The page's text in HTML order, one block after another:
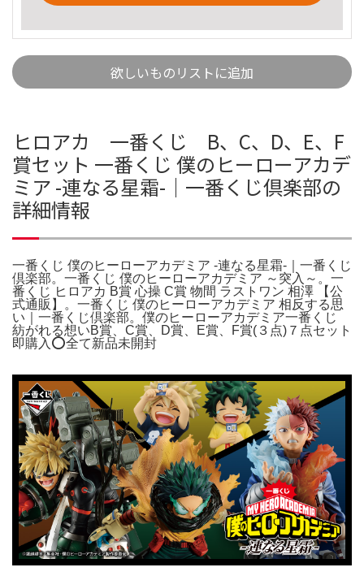
欲しいものリストに追加
ヒロアカ 一番くじ B、C、D、E、F
賞セット 一番くじ 僕のヒーローアカデ
ミア -連なる星霜-｜一番くじ倶楽部の
詳細情報
一番くじ 僕のヒーローアカデミア -連なる星霜-｜一番くじ
倶楽部。一番くじ 僕のヒーローアカデミア ～突入～。一
番くじ ヒロアカ B賞 心操 C賞 物間 ラストワン 相澤 【公
式通販】。一番くじ 僕のヒーローアカデミア 相反する思
い｜一番くじ倶楽部。僕のヒーローアカデミア一番くじ
紡がれる想いB賞、C賞、D賞、E賞、F賞(３点)７点セット
即購入⭕️全て新品未開封